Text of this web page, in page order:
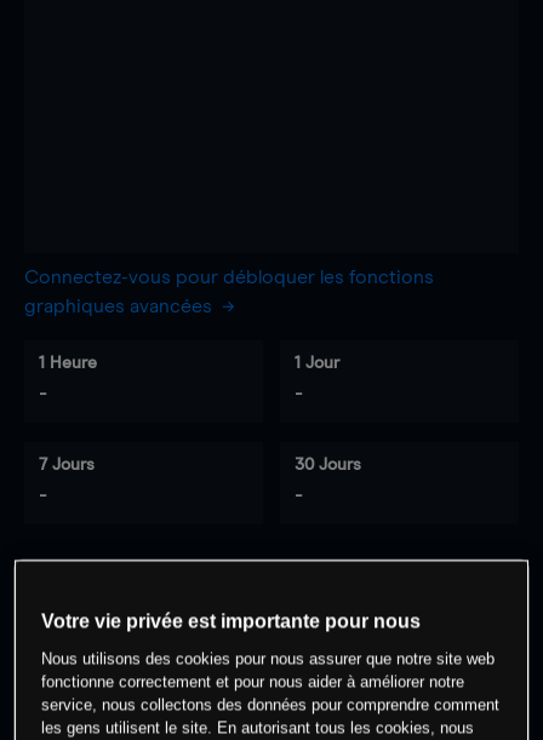
Connectez-vous pour débloquer les fonctions
graphiques avancées
1 Heure
-
1 Jour
-
7 Jours
-
30 Jours
-
cet actif
Commencez à trader
Votre vie privée est importante pour nous
Nous utilisons des cookies pour nous assurer que notre site web
fonctionne correctement et pour nous aider à améliorer notre
service, nous collectons des données pour comprendre comment
les gens utilisent le site. En autorisant tous les cookies, nous